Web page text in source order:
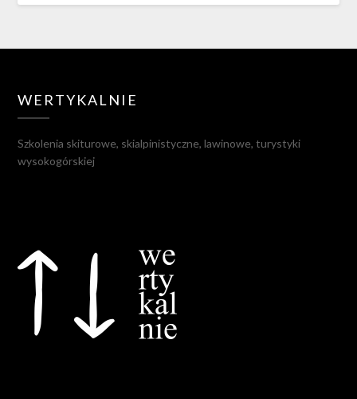
WERTYKALNIE
Szkolenia skiturowe, skialpinistyczne, lawinowe, turystyki
wysokogórskiej